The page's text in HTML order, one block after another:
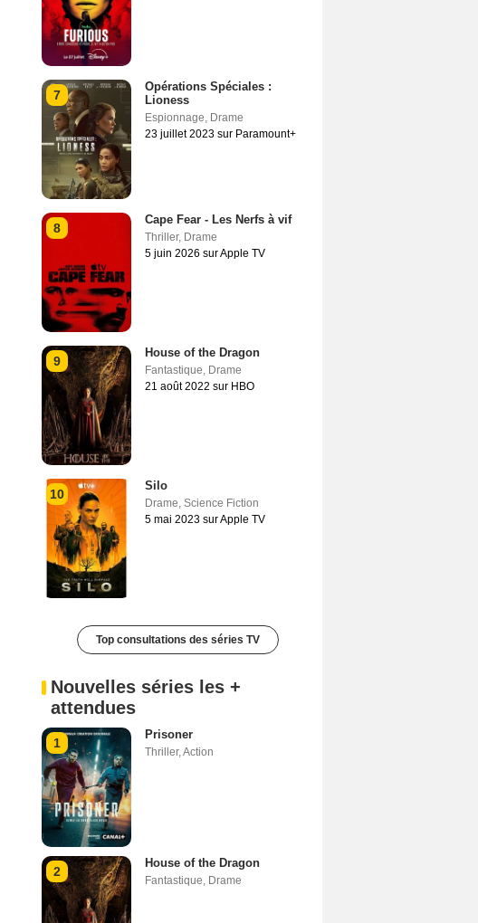
7
Opérations Spéciales :
Lioness
Espionnage, Drame
23 juillet 2023 sur Paramount+
8
Cape Fear - Les Nerfs à vif
Thriller, Drame
5 juin 2026 sur Apple TV
9
House of the Dragon
Fantastique, Drame
21 août 2022 sur HBO
10
Silo
Drame, Science Fiction
5 mai 2023 sur Apple TV
Top consultations des séries TV
Nouvelles séries les +
attendues
1
Prisoner
Thriller,Action
2
House of the Dragon
Fantastique, Drame